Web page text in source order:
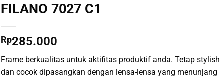
FILANO 7027 C1
Rp285.000
Frame berkualitas untuk aktifitas produktif anda. Tetap stylish
dan cocok dipasangkan dengan lensa-lensa yang menunjang